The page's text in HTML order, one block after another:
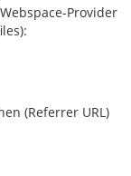
Provider
(Referrer URL)